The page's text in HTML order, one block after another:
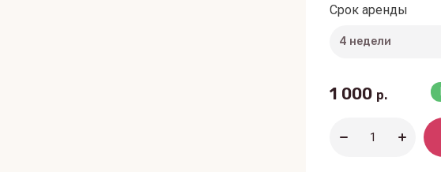
Срок аренды
1 000 р.